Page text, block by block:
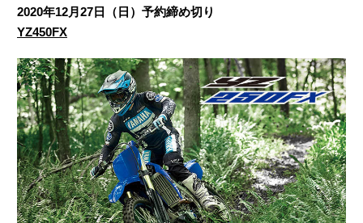
2020年12月27日（日）予約締め切り
YZ450FX